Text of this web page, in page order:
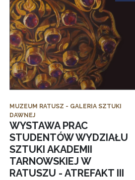
MUZEUM RATUSZ - GALERIA SZTUKI
DAWNEJ
WYSTAWA PRAC
STUDENTÓW WYDZIAŁU
SZTUKI AKADEMII
TARNOWSKIEJ W
RATUSZU - ATREFAKT III